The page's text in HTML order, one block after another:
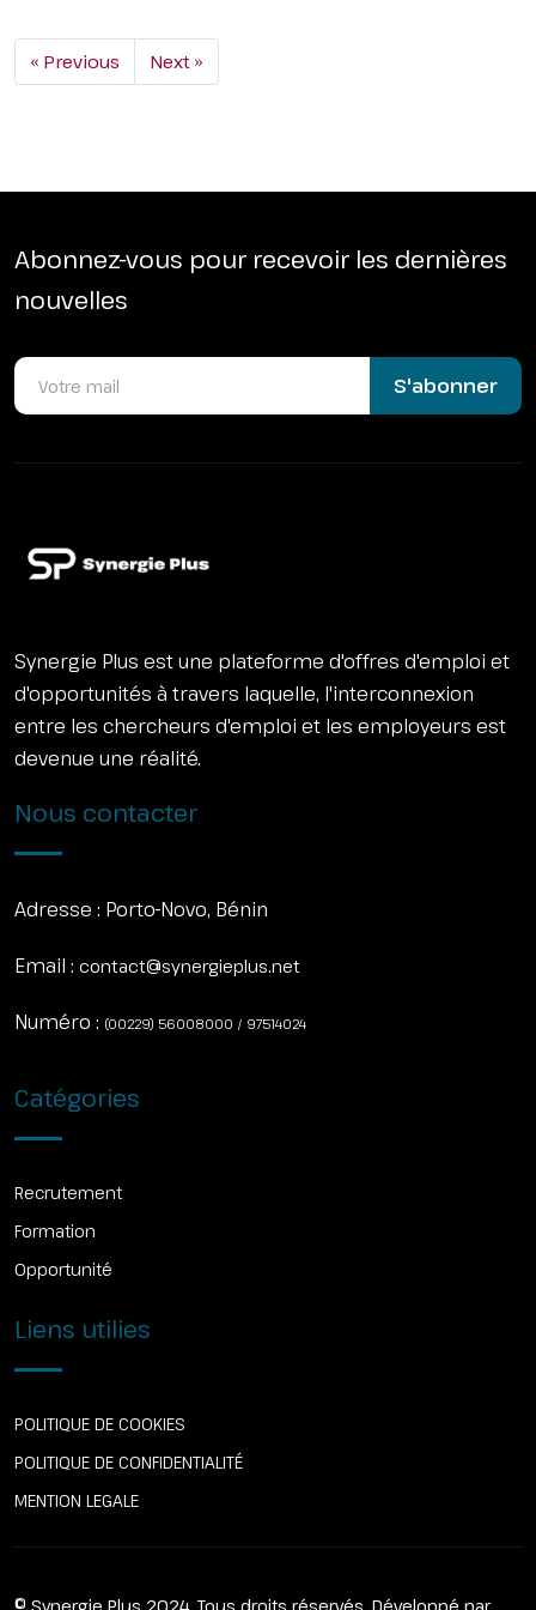
« Previous Next »
Abonnez-vous pour recevoir les dernières
nouvelles
S'abonner
Synergie Plus est une plateforme d'offres d'emploi et
d'opportunités à travers laquelle, l'interconnexion
entre les chercheurs d'emploi et les employeurs est
devenue une réalité.
Nous contacter
Adresse : Porto-Novo, Bénin
Email : contact@synergieplus.net
Numéro : (00229) 56008000 / 97514024
Catégories
Recrutement
Formation
Opportunité
Liens utilies
POLITIQUE DE COOKIES
POLITIQUE DE CONFIDENTIALITÉ
MENTION LEGALE